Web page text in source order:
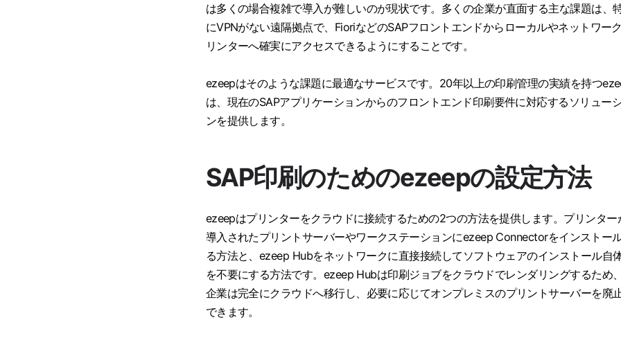
は多くの場合複雑で導入が難しいのが現状です。多くの企業が直面する主な課題は、
にVPNがない遠隔拠点で、FioriなどのSAPフロントエンドからローカルやネットワー
リンターへ確実にアクセスできるようにすることです。
ezeepはそのような課題に最適なサービスです。20年以上の印刷管理の実績を持つ
は、現在のSAPアプリケーションからのフロントエンド印刷要件に対応するソリュー
ンを提供します。
SAP印刷のためのezeepの設定方法
ezeepはプリンターをクラウドに接続するための2つの方法を提供します。プリンター
導入されたプリントサーバーやワークステーションにezeep Connectorをインストー
る方法と、ezeep Hubをネットワークに直接接続してソフトウェアのインストール自
を不要にする方法です。ezeep Hubは印刷ジョブをクラウドでレンダリングするため
企業は完全にクラウドへ移行し、必要に応じてオンプレミスのプリントサーバーを廃
できます。